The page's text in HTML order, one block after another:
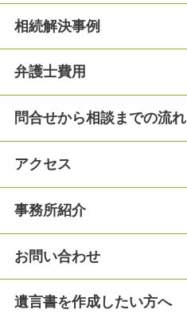
相続解決事例
弁護士費用
問合せから相談までの流れ
アクセス
事務所紹介
お問い合わせ
遺言書を作成したい方へ